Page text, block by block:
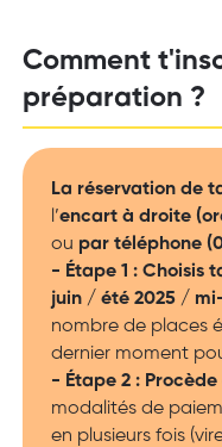
Comment
préparation ?
La réservation de
l’encart à droite
ou par téléphone
- Étape 1 : Choisis
juin / été 2025 /
nombre de places
dernier moment
- Étape 2 :
modalités de
en plusieurs fois